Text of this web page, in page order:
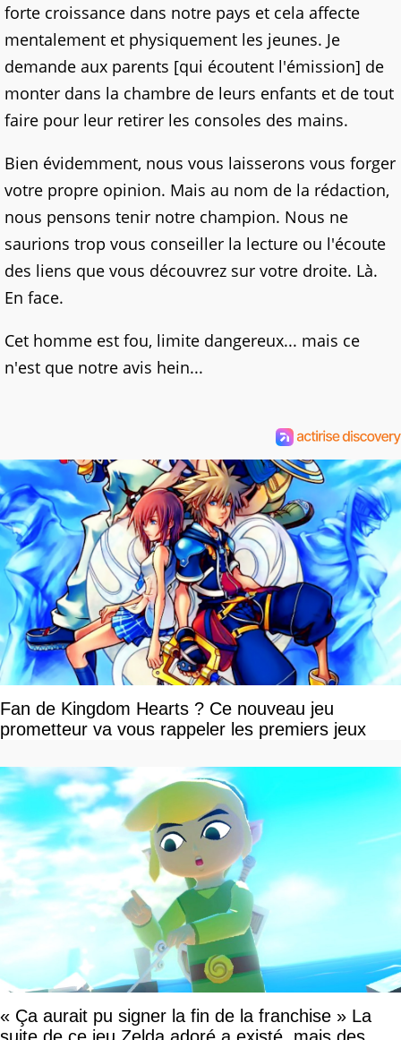
forte croissance dans notre pays et cela affecte
mentalement et physiquement les jeunes. Je
demande aux parents [qui écoutent l'émission] de
monter dans la chambre de leurs enfants et de tout
faire pour leur retirer les consoles des mains.
Bien évidemment, nous vous laisserons vous forger
votre propre opinion. Mais au nom de la rédaction,
nous pensons tenir notre champion. Nous ne
saurions trop vous conseiller la lecture ou l'écoute
des liens que vous découvrez sur votre droite. Là.
En face.
Cet homme est fou, limite dangereux... mais ce
n'est que notre avis hein...
Fan de Kingdom Hearts ? Ce nouveau jeu
prometteur va vous rappeler les premiers jeux
« Ça aurait pu signer la fin de la franchise » La
suite de ce jeu Zelda adoré a existé, mais des